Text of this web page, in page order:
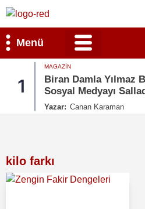
Menü
1
MAGAZIN
Biran Damla Yılmaz
Sosyal Medyayı
Yazar: Canan Karaman
kilo farkı